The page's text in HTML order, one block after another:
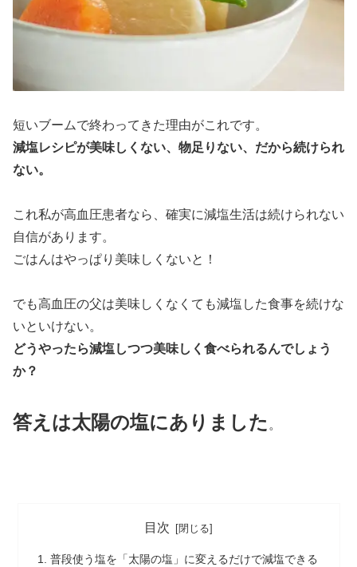
短いブームで終わってきた理由がこれです。
減塩レシピが美味しくない、物足りない、だから続けられ
ない。
これ私が高血圧患者なら、確実に減塩生活は続けられない
自信があります。
ごはんはやっぱり美味しくないと！
でも高血圧の父は美味しくなくても減塩した食事を続けな
いといけない。
どうやったら減塩しつつ美味しく食べられるんでしょう
か？
答えは太陽の塩にありました 。
目次
普段使う塩を「太陽の塩」に変えるだけで減塩できる